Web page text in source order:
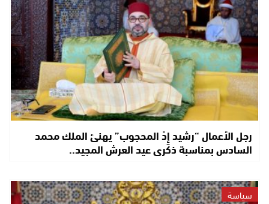
رجل الأعمال “رشيد إِدْ المحجوب” يهنئ الملك محمد
السادس بمناسبة ذكرى عيد العرش المجيد..
سياسة